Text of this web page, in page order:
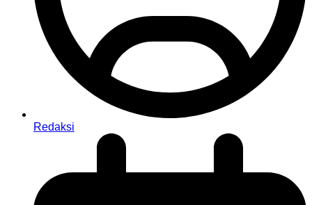
Redaksi